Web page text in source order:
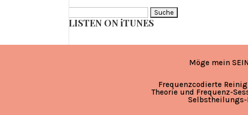
nach:
LISTEN ON iTUNES
Möge mein
Frequenzcodierte
Theorie und Frequenz-
Selbstheilungs-